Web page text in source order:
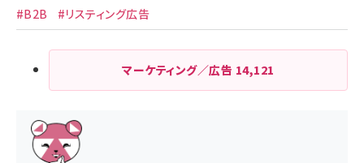
#B2B #リスティング広告
マーケティング／広告 14,121